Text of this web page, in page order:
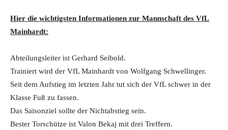
Hier die wichtigsten Informationen zur Mannschaft des VfL
Mainhardt:
Abteilungsleiter ist Gerhard Seibold.
Trainiert wird der VfL Mainhardt von Wolfgang Schwellinger.
Seit dem Aufstieg im letzten Jahr tut sich der VfL schwer in der
Klasse Fuß zu fassen.
Das Saisonziel sollte der Nichtabstieg sein.
Bester Torschütze ist Valon Bekaj mit drei Treffern.